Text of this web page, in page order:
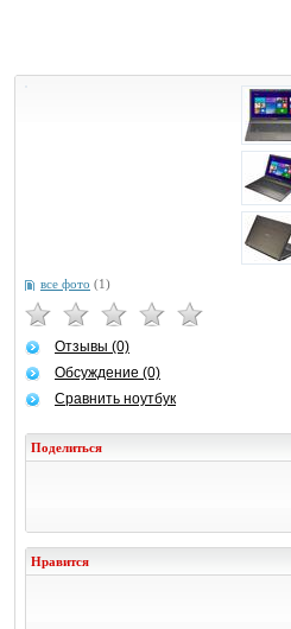
все фото (1)
Отзывы (0)
Обсуждение (0)
Сравнить ноутбук
Поделиться
Нравится